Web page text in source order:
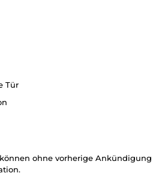
Tür
ohne vorherige